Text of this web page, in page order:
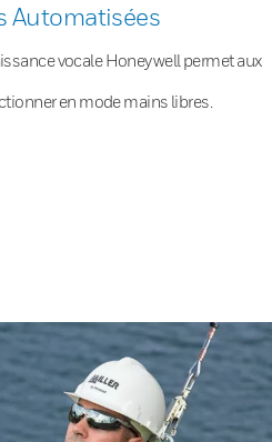
Automatisées
vocale Honeywell permet aux
en mode mains libres.